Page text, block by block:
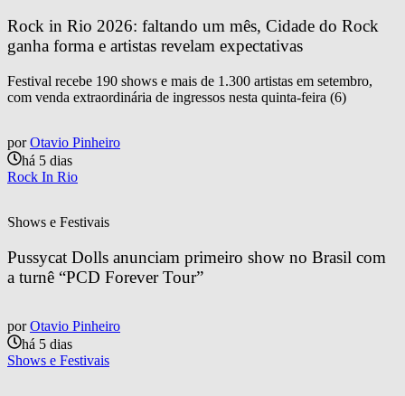
Rock in Rio 2026: faltando um mês, Cidade do Rock
ganha forma e artistas revelam expectativas
Festival recebe 190 shows e mais de 1.300 artistas em setembro,
com venda extraordinária de ingressos nesta quinta-feira (6)
por Otavio Pinheiro
há 5 dias
Rock In Rio
Shows e Festivais
Pussycat Dolls anunciam primeiro show no Brasil com
a turnê “PCD Forever Tour”
por Otavio Pinheiro
há 5 dias
Shows e Festivais